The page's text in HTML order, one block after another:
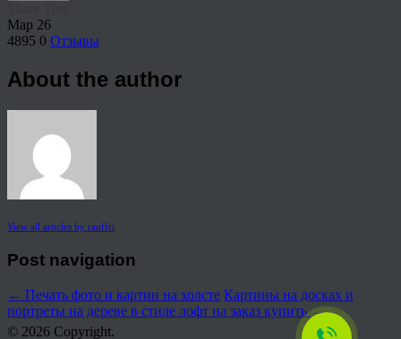
Мар 26
4895 0 Отзывы
About the author
View all articles by rauffri
Post navigation
← Печать фото и картин на холсте Картины на досках и
портреты на дереве в стиле лофт на заказ купить→
© 2026 Copyright.